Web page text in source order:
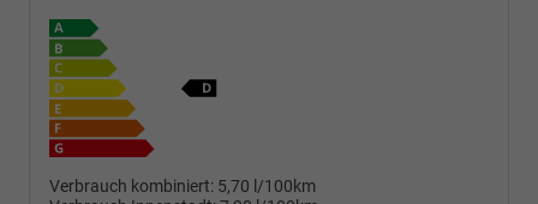
Verbrauch kombiniert: 5,70 l/100km